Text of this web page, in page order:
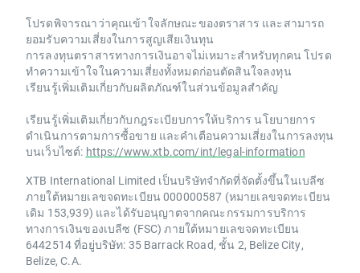
โปรดพิจารณาว่าคุณเข้าใจลักษณะของตราสาร และสามารถ
ยอมรับความเสี่ยงในการสูญเสียเงินทุน
การลงทุนตราสารทางการเงินอาจไม่เหมาะสำหรับทุกคน โปรด
ทำความเข้าใจในความเสี่ยงทั้งหมดก่อนตัดสินใจลงทุน
เรียนรู้เพิ่มเติมเกี่ยวกับผลิตภัณฑ์ในส่วนข้อมูลสำคัญ
เรียนรู้เพิ่มเติมเกี่ยวกับกฎระเบียบการให้บริการ นโยบายการ
ดำเนินการตามการซื้อขาย และคำเตือนความเสี่ยงในการลงทุน
บนเว็บไซต์: https://www.xtb.com/int/legal-information
XTB International Limited เป็นบริษัทจำกัดที่จัดตั้งขึ้นในเบลีซ
ภายใต้หมายเลขจดทะเบียน 000000587 (หมายเลขจดทะเบียน
เดิม 153,939) และได้รับอนุญาตจากคณะกรรมการบริการ
ทางการเงินของเบลีซ (FSC) ภายใต้หมายเลขจดทะเบียน
6442514 ที่อยู่บริษัท: 35 Barrack Road, ชั้น 2, Belize City,
Belize, C.A.